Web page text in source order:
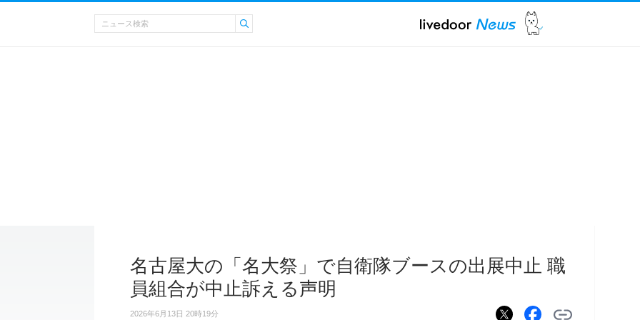
名古屋大の「名大祭」で自衛隊ブースの出展中止 職
員組合が中止訴える声明
2026年6月13日 20時19分